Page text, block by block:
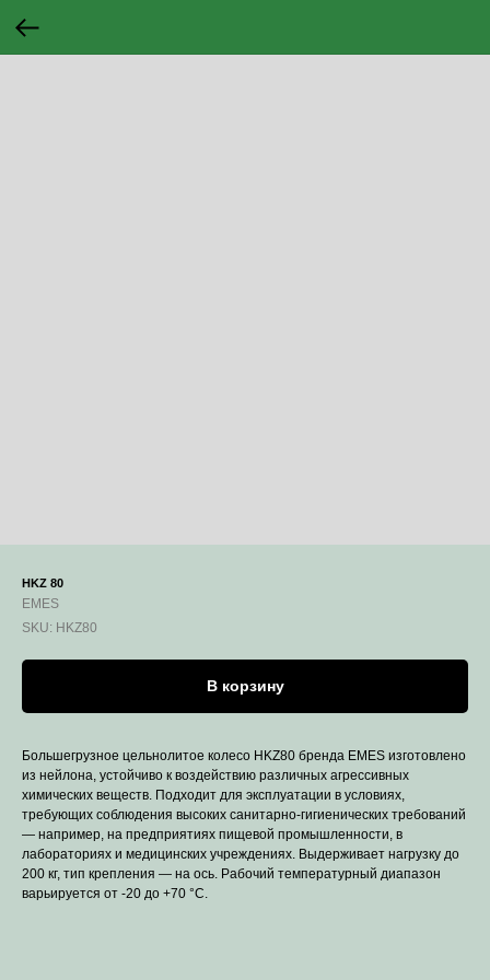
HKZ 80
EMES
SKU: HKZ80
В корзину
Большегрузное цельнолитое колесо HKZ80 бренда EMES изготовлено
из нейлона, устойчиво к воздействию различных агрессивных
химических веществ. Подходит для эксплуатации в условиях,
требующих соблюдения высоких санитарно-гигиенических требований
— например, на предприятиях пищевой промышленности, в
лабораториях и медицинских учреждениях. Выдерживает нагрузку до
200 кг, тип крепления — на ось. Рабочий температурный диапазон
варьируется от -20 до +70 °С.